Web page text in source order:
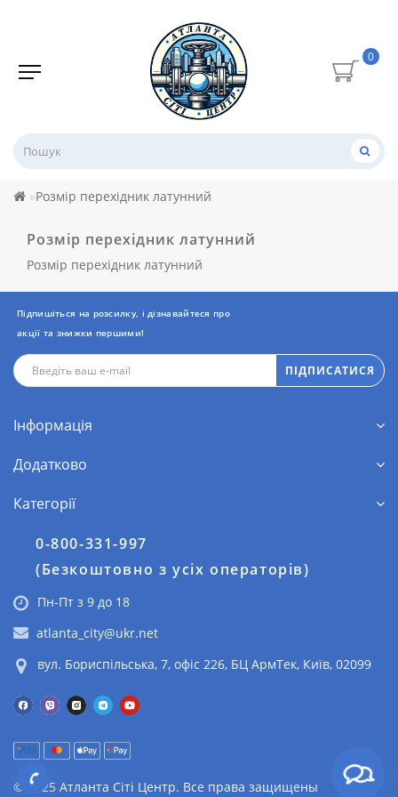
0
Розмір перехідник латунний
Розмір перехідник латунний
Розмір перехідник латунний
Підпишіться на розсилку, і дізнавайтеся про
акції та знижки першими!
ПІДПИСАТИСЯ
Інформація
Додатково
Категорії
0-800-331-997
(Безкоштовно з усіх операторів)
Пн-Пт з 9 до 18
atlanta_city@ukr.net
вул. Бориспільська, 7, офіс 226, БЦ АрмТек, Київ, 02099
© 2025 Атланта Сіті Центр. Все права защищены